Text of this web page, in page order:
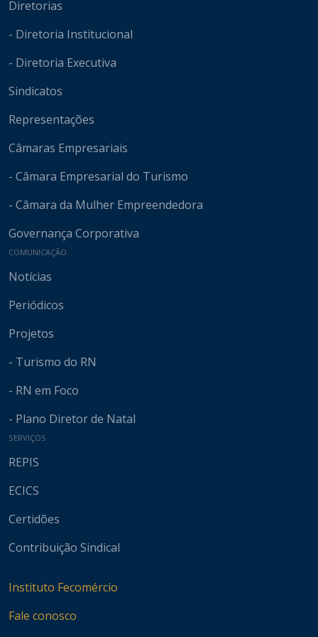
Diretorias
- Diretoria Institucional
- Diretoria Executiva
Sindicatos
Representações
Câmaras Empresariais
- Câmara Empresarial do Turismo
- Câmara da Mulher Empreendedora
Governança Corporativa
COMUNICAÇÃO
Notícias
Periódicos
Projetos
- Turismo do RN
- RN em Foco
- Plano Diretor de Natal
SERVIÇOS
REPIS
ECICS
Certidões
Contribuição Sindical
Instituto Fecomércio
Fale conosco